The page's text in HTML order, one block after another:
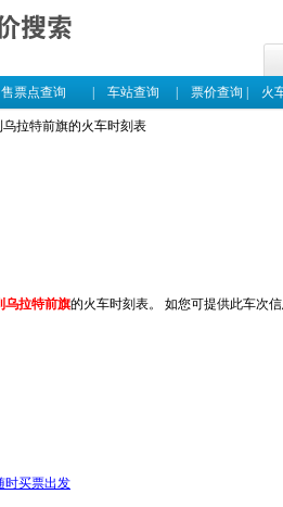
售票点查询 车站查询 票价查询 火
乌拉特前旗的火车时刻表
乌拉特前旗的火车时刻表。 如您可提供此车次
时买票出发